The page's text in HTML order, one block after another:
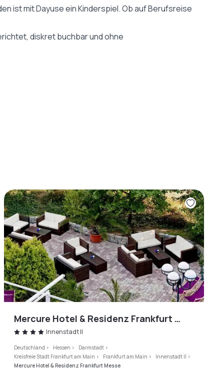
ist mit Dayuse ein Kinderspiel. Ob auf Berufsreise
diskret buchbar und ohne
Mercure Hotel & Residenz Frankfurt Messe
Innenstadt II
Deutschland > Hessen > Darmstadt >
Kreisfreie Stadt Frankfurt am Main > Frankfurt am Main > Innenstadt II >
Mercure Hotel & Residenz Frankfurt Messe